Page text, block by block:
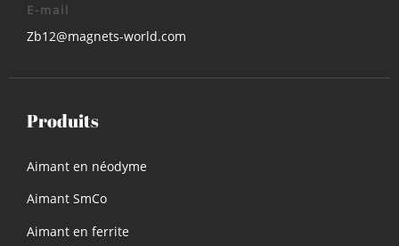
E-mail
Zb12@magnets-world.com
Produits
Aimant en néodyme
Aimant SmCo
Aimant en ferrite